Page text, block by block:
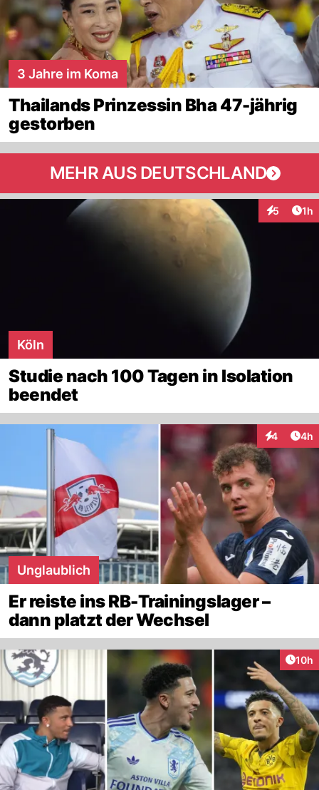
3 Jahre im Koma
Thailands Prinzessin Bha 47-jährig
gestorben
MEHR AUS DEUTSCHLAND
5 1h
Köln
Studie nach 100 Tagen in Isolation
beendet
4 4h
Unglaublich
Er reiste ins RB-Trainingslager –
dann platzt der Wechsel
10h